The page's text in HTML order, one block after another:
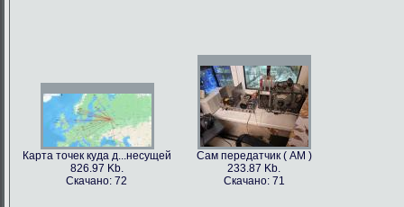
Карта точек куда д...несущей
826.97 Kb.
Скачано: 72
Сам передатчик ( АМ )
233.87 Kb.
Скачано: 71